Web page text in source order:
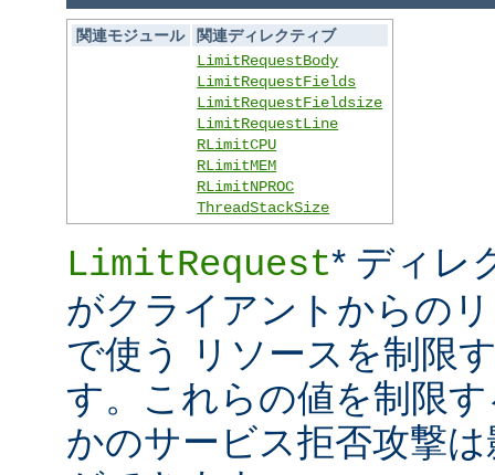
関連モジュール
関連ディレクティブ
LimitRequestBody
LimitRequestFields
LimitRequestFieldsize
LimitRequestLine
RLimitCPU
RLimitMEM
RLimitNPROC
ThreadStackSize
LimitRequest* ディレ
がクライアントからの
で使う リソースを制限
す。これらの値を制限
かのサービス拒否攻撃